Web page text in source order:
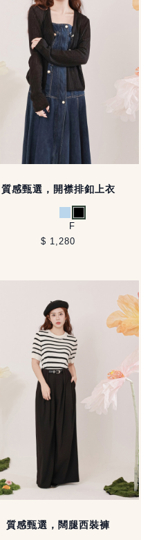
質感甄選，開襟排釦上衣
淺藍
黑
F
$ 1,280
質感甄選，闊腿西裝褲